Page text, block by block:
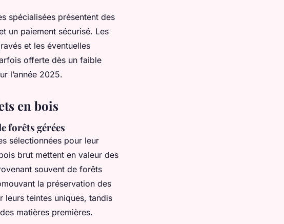
spécialisées présentent des
un paiement sécurisé. Les
et les éventuelles
offerte dès un faible
l’année 2025.
en bois
forêts gérées
sélectionnées pour leur
brut mettent en valeur des
souvent de forêts
la préservation des
leurs teintes uniques, tandis
matières premières.